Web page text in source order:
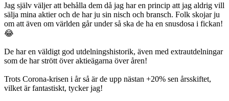
Jag själv väljer att behålla dem då jag har en princip att jag aldrig vill
sälja mina aktier och de har ju sin nisch och bransch. Folk skojar ju
om att även om världen går under så ska de ha en snusdosa i fickan!
😂
De har en väldigt god utdelningshistorik, även med extrautdelningar
som de har strött över aktieägarna över åren!
Trots Corona-krisen i år så är de upp nästan +20% sen årsskiftet,
vilket är fantastiskt, tycker jag!